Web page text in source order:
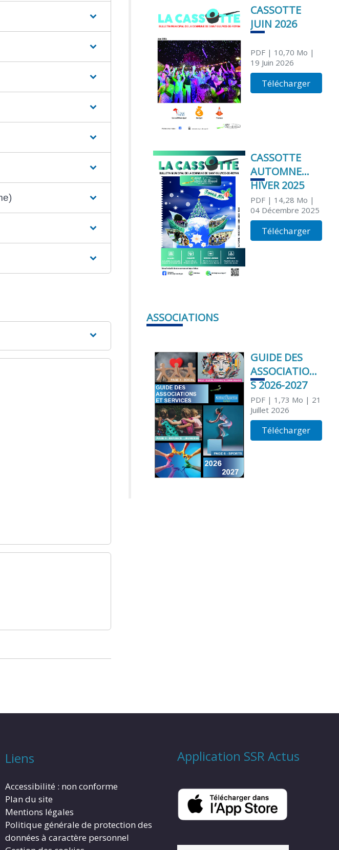
CASSOTTE
JUIN 2026
PDF| 10,70 Mo |
19 Juin 2026
Télécharger
CASSOTTE
AUTOMNE
HIVER 2025
PDF| 14,28 Mo |
04 Décembre 2025
Télécharger
ASSOCIATIONS
GUIDE DES
ASSOCIATION
S 2026-2027
PDF| 1,73 Mo | 21
Juillet 2026
Télécharger
Liens
Accessibilité : non conforme
Plan du site
Mentions légales
Politique générale de protection des
données à caractère personnel
Application SSR Actus